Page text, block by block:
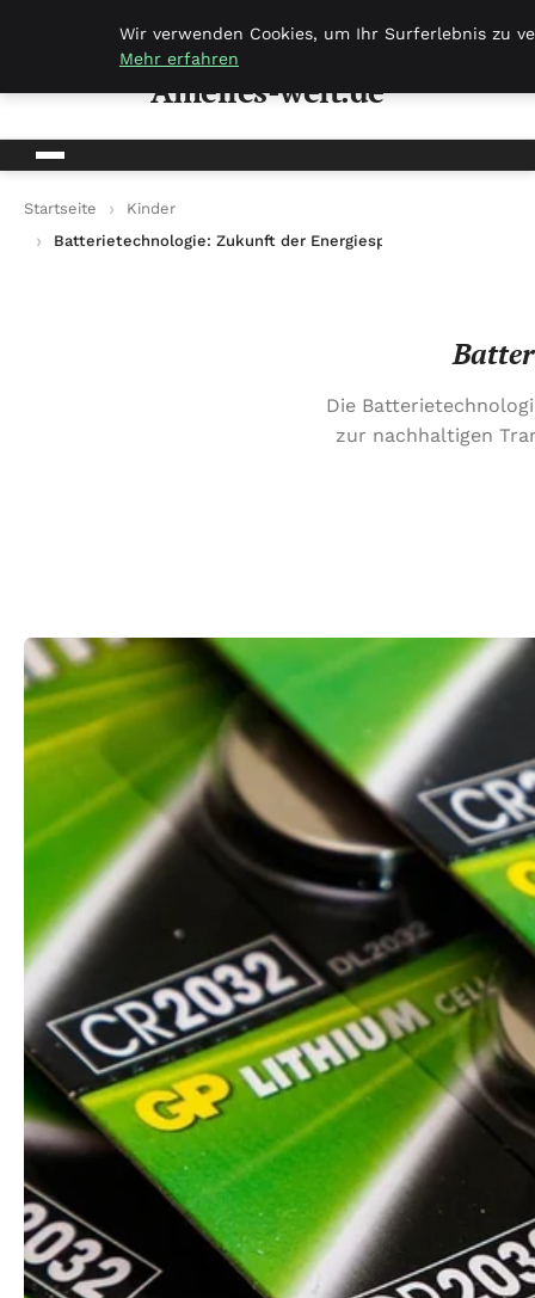
Amelies-welt.de
Startseite
Kinder
Batterietechnologie: Zukunft der Energiespeicherung
Die
zur nachhaltigen
Wir verwenden Cookies, um Ihr Surferlebnis zu
Mehr erfahren